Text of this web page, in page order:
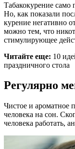
Табакокурение само
Но, как показали
курение негативно
можно тем, что
стимулирующее
Читайте еще: 10
праздничного стола
Регулярно
Чистое и ароматное
человека на сон.
человека работать,